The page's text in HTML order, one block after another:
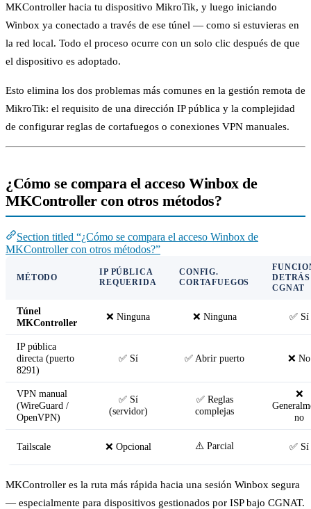
MKController hacia tu dispositivo MikroTik, y luego iniciando
Winbox ya conectado a través de ese túnel — como si estuvieras en
la red local. Todo el proceso ocurre con un solo clic después de que
el dispositivo es adoptado.
Esto elimina los dos problemas más comunes en la gestión remota de
MikroTik: el requisito de una dirección IP pública y la complejidad
de configurar reglas de cortafuegos o conexiones VPN manuales.
¿Cómo se compara el acceso Winbox de
MKController con otros métodos?
Section titled “¿Cómo se compara el acceso Winbox de
MKController con otros métodos?”
MÉTODO
IP PÚBLICA
REQUERIDA
CONFIG.
CORTAFUEGOS
CGNAT
Túnel
MKController
❌ Ninguna ❌ Ninguna ✅ Sí
IP pública
directa (puerto
8291)
✅ Sí ✅ Abrir puerto ❌ No
VPN manual
(WireGuard /
OpenVPN)
✅ Sí
(servidor)
✅ Reglas
complejas
❌
no
Tailscale ❌ Opcional ⚠️ Parcial ✅ Sí
MKController es la ruta más rápida hacia una sesión Winbox segura
— especialmente para dispositivos gestionados por ISP bajo CGNAT.